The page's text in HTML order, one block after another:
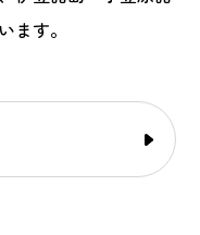
ます。